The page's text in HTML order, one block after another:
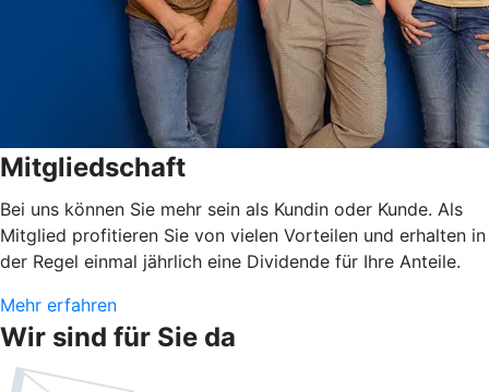
Mitgliedschaft
Bei uns können Sie mehr sein als Kundin oder Kunde. Als
Mitglied profitieren Sie von vielen Vorteilen und erhalten in
der Regel einmal jährlich eine Dividende für Ihre Anteile.
Mehr erfahren
Wir sind für Sie da